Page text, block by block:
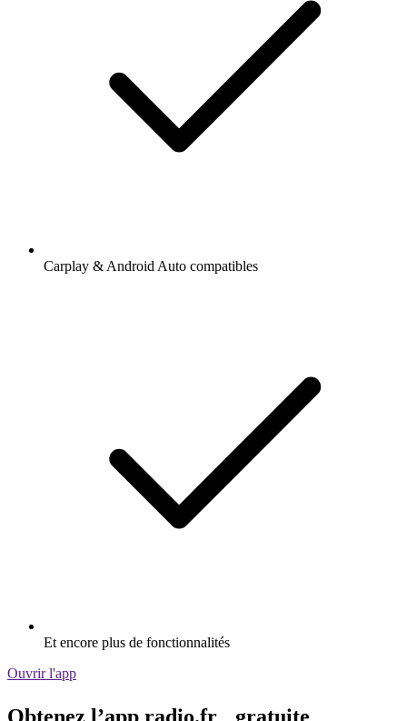
Carplay & Android Auto compatibles
Et encore plus de fonctionnalités
Ouvrir l'app